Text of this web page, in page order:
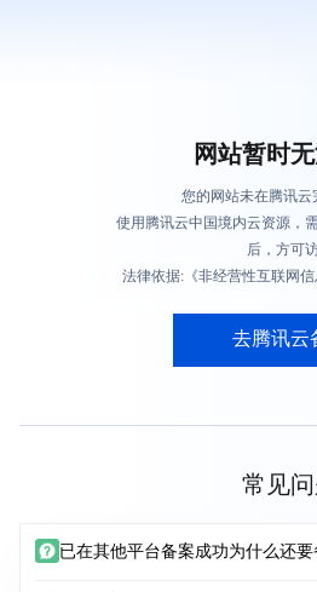
网站暂时
您的网站未在腾讯云
使用腾讯云中国境内云资源，
后，方可
法律依据:《非经营性互联网信
去腾讯云
常见
已在其他平台备案成功为什么还要